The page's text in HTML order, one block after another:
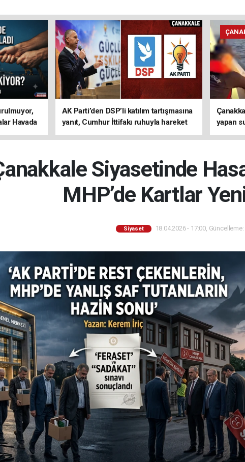
Havada
AK Parti’den DSP’li katılım tartışmasına
yanıt, Cumhur İttifakı ruhuyla hareket
ediyoruz
yapan
Siyasetinde
MHP’de Kartlar
Siyaset 18.04.2026 - 17:00,